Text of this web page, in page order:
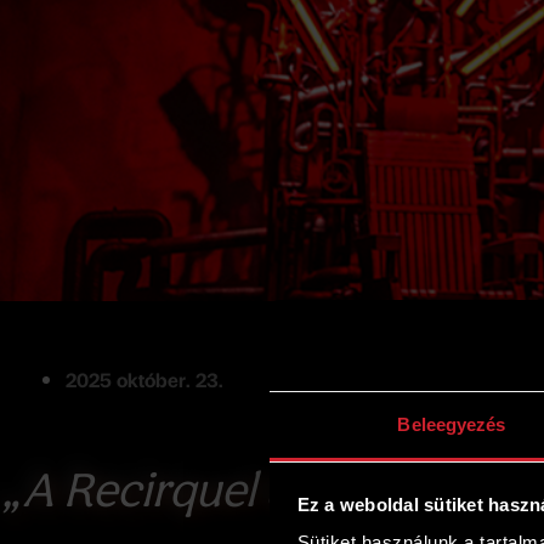
Beleegyezés
Ez a weboldal sütiket
2025 október. 23.
„A Recirquel új immerzív